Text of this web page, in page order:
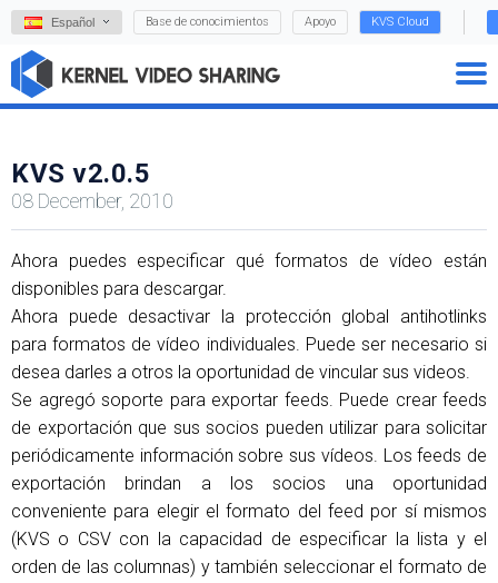
Español Base de conocimientos Apoyo KVS Cloud
KVS v2.0.5
08 December, 2010
Ahora puedes especificar qué formatos de vídeo están
disponibles para descargar.
Ahora puede desactivar la protección global antihotlinks
para formatos de vídeo individuales. Puede ser necesario si
desea darles a otros la oportunidad de vincular sus videos.
Se agregó soporte para exportar feeds. Puede crear feeds
de exportación que sus socios pueden utilizar para solicitar
periódicamente información sobre sus vídeos. Los feeds de
exportación brindan a los socios una oportunidad
conveniente para elegir el formato del feed por sí mismos
(KVS o CSV con la capacidad de especificar la lista y el
orden de las columnas) y también seleccionar el formato de